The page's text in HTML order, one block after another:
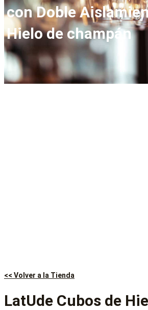
con Doble
Hielo de champán
<< Volver a la Tienda
LatUde Cubos de